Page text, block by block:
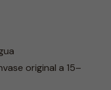
original a 15–